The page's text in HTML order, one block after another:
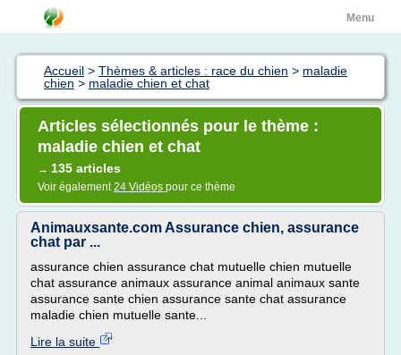
Menu
Accueil > Thèmes & articles : race du chien > maladie
chien > maladie chien et chat
Articles sélectionnés pour le thème :
maladie chien et chat
→ 135 articles
Voir également24 Vidéos pour ce thème
Animauxsante.com Assurance chien, assurance
chat par ...
assurance chien assurance chat mutuelle chien mutuelle
chat assurance animaux assurance animal animaux sante
assurance sante chien assurance sante chat assurance
maladie chien mutuelle sante...
Lire la suite